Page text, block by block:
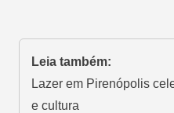
Leia também:
Lazer em Pirenópolis
e cultura